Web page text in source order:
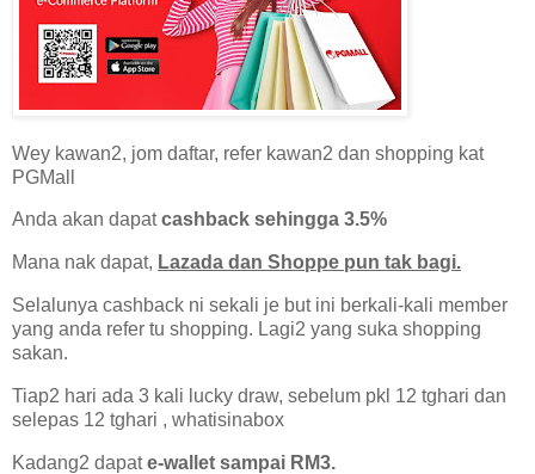
Wey kawan2, jom daftar, refer kawan2 dan shopping kat
PGMall
Anda akan dapatcashback sehingga 3.5%
Mana nak dapat, Lazada dan Shoppe pun tak bagi.
Selalunya cashback ni sekali je but ini berkali-kali member
yang anda refer tu shopping. Lagi2 yang suka shopping
sakan.
Tiap2 hari ada 3 kali lucky draw, sebelum pkl 12 tghari dan
selepas 12 tghari , whatisinabox
Kadang2 dapate-wallet sampai RM3.